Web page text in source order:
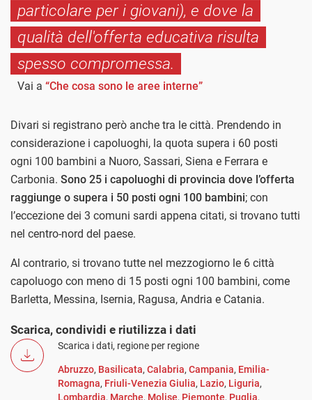
particolare per i giovani), e dove la
qualità dell'offerta educativa risulta
spesso compromessa.
Vai a “Che cosa sono le aree interne”
Divari si registrano però anche tra le città. Prendendo in
considerazione i capoluoghi, la quota supera i 60 posti
ogni 100 bambini a Nuoro, Sassari, Siena e Ferrara e
Carbonia. Sono 25 i capoluoghi di provincia dove l’offerta
raggiunge o supera i 50 posti ogni 100 bambini; con
l’eccezione dei 3 comuni sardi appena citati, si trovano tutti
nel centro-nord del paese.
Al contrario, si trovano tutte nel mezzogiorno le 6 città
capoluogo con meno di 15 posti ogni 100 bambini, come
Barletta, Messina, Isernia, Ragusa, Andria e Catania.
Scarica, condividi e riutilizza i dati
Scarica i dati, regione per regione
Abruzzo, Basilicata, Calabria, Campania, Emilia-
Romagna, Friuli-Venezia Giulia, Lazio, Liguria,
Lombardia, Marche, Molise, Piemonte, Puglia,